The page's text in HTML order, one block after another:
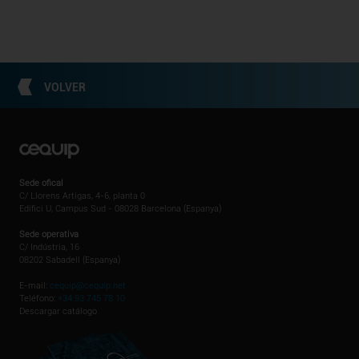
VOLVER
Sede ofical
C/ Llorens Artigas, 4-6, planta 0
Edifici U, Campus Sud - 08028 Barcelona (Espanya)
Sede operativa
C/ Indústria, 16
08202 Sabadell (Espanya)
E-mail: cequip@cequip.net
Teléfono: +34 93 745 78 10
Descargar catálogo